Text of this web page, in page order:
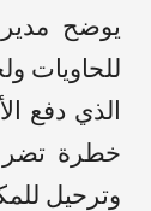
يوضح
للحاويات
الذي دفع
خطرة تضر
وترحيل